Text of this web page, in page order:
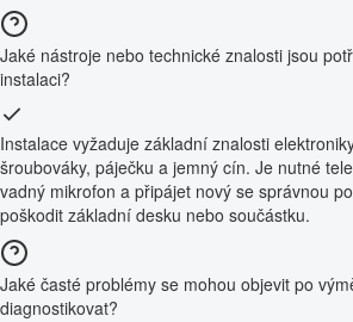
Jaké nástroje nebo technické znalosti jsou
instalaci?
Instalace vyžaduje základní znalosti
šroubováky, páječku a jemný cín. Je nutné
vadný mikrofon a připájet nový se správnou
poškodit základní desku nebo součástku.
Jaké časté problémy se mohou objevit po
diagnostikovat?